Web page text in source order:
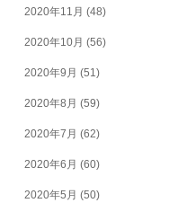
2020年11月 (48)
2020年10月 (56)
2020年9月 (51)
2020年8月 (59)
2020年7月 (62)
2020年6月 (60)
2020年5月 (50)